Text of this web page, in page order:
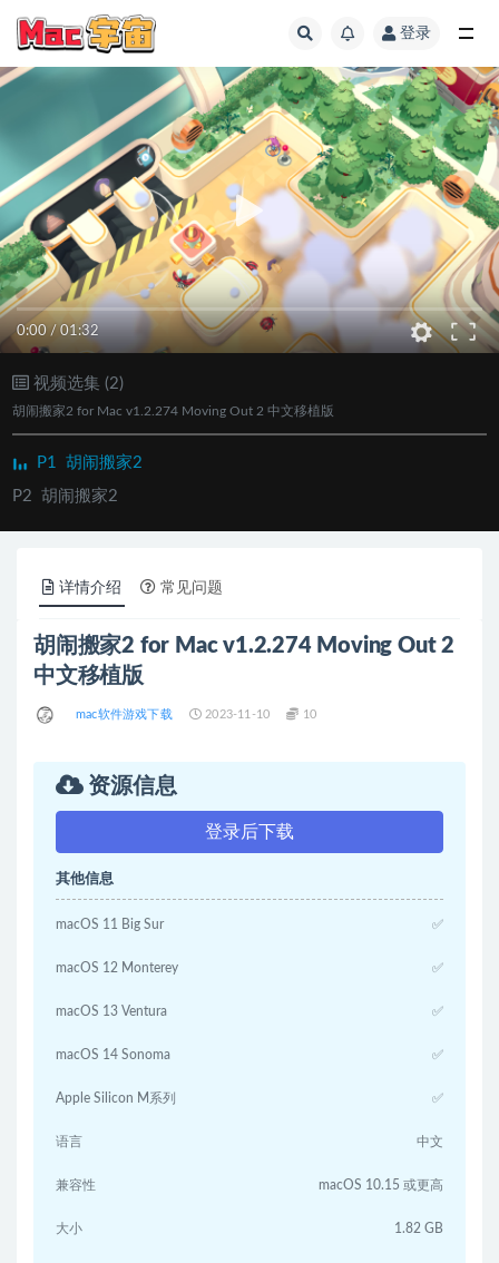
登录
0:00 / 01:32
视频选集 (2)
胡闹搬家2 for Mac v1.2.274 Moving Out 2 中文移植版
P1 胡闹搬家2
P2 胡闹搬家2
详情介绍 常见问题
胡闹搬家2 for Mac v1.2.274 Moving Out 2
中文移植版
mac软件游戏下载 2023-11-10 10
资源信息
登录后下载
其他信息
macOS 11 Big Sur ✅
macOS 12 Monterey ✅
macOS 13 Ventura ✅
macOS 14 Sonoma ✅
Apple Silicon M系列 ✅
语言 中文
兼容性 macOS 10.15 或更高
大小 1.82 GB